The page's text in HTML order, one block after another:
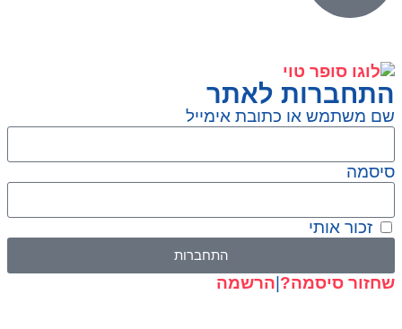
התחברות לאתר
שם משתמש או כתובת אימייל
סיסמה
זכור אותי
התחברות
שחזור סיסמה?|הרשמה